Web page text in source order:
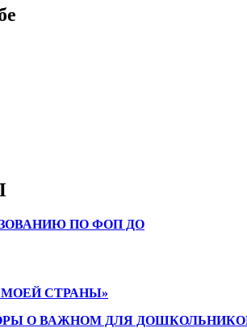
ПО ФОП ДО
СТРАНЫ»
О ВАЖНОМ ДЛЯ